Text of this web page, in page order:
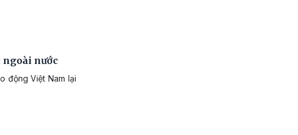
ngoài nước
động Việt Nam lại